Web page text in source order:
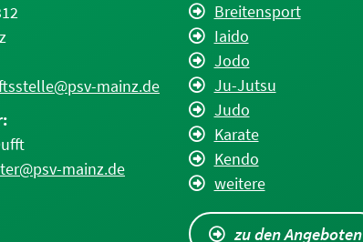
mainz.de
mainz.de
Breitensport
Iaido
Jodo
Ju-Jutsu
Judo
Karate
Kendo
weitere
zu den Angeboten